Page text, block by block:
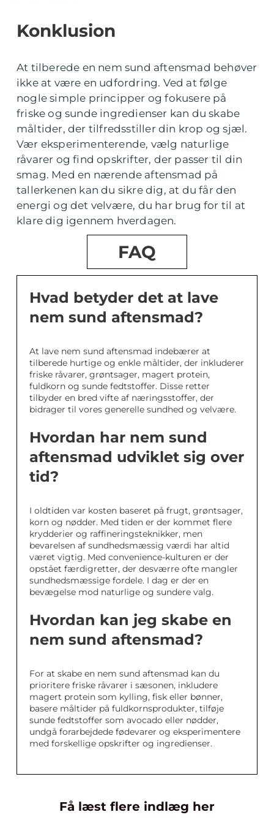
Konklusion
At tilberede en nem sund aftensmad behøver
ikke at være en udfordring. Ved at følge
nogle simple principper og fokusere på
friske og sunde ingredienser kan du skabe
måltider, der tilfredsstiller din krop og sjæl.
Vær eksperimenterende, vælg naturlige
råvarer og find opskrifter, der passer til din
smag. Med en nærende aftensmad på
tallerkenen kan du sikre dig, at du får den
energi og det velvære, du har brug for til at
klare dig igennem hverdagen.
FAQ
Hvad betyder det at lave
nem sund aftensmad?
At lave nem sund aftensmad indebærer at
tilberede hurtige og enkle måltider, der inkluderer
friske råvarer, grøntsager, magert protein,
fuldkorn og sunde fedtstoffer. Disse retter
tilbyder en bred vifte af næringsstoffer, der
bidrager til vores generelle sundhed og velvære.
Hvordan har nem sund
aftensmad udviklet sig over
tid?
I oldtiden var kosten baseret på frugt, grøntsager,
korn og nødder. Med tiden er der kommet flere
krydderier og raffineringsteknikker, men
bevarelsen af sundhedsmæssig værdi har altid
været vigtig. Med convenience-kulturen er der
opstået færdigretter, der desværre ofte mangler
sundhedsmæssige fordele. I dag er der en
bevægelse mod naturlige og sundere valg.
Hvordan kan jeg skabe en
nem sund aftensmad?
For at skabe en nem sund aftensmad kan du
prioritere friske råvarer i sæsonen, inkludere
magert protein som kylling, fisk eller bønner,
basere måltider på fuldkornsprodukter, tilføje
sunde fedtstoffer som avocado eller nødder,
undgå forarbejdede fødevarer og eksperimentere
med forskellige opskrifter og ingredienser.
Få læst flere indlæg her